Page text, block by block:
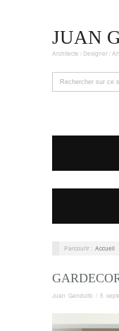
JUAN
Architecte / Designer /
Parcourir : Accueil
Juan Gandulfo / 5